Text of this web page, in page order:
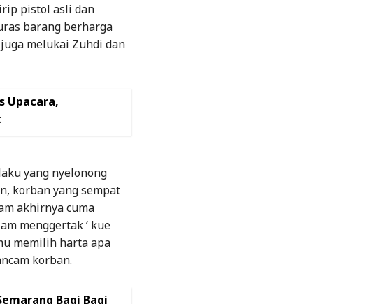
pistol asli dan
barang berharga
melukai Zuhdi dan
Upacara,
yang nyelonong
korban yang sempat
akhirnya cuma
menggertak ‘ kue
memilih harta apa
korban.
Bagi Bagi